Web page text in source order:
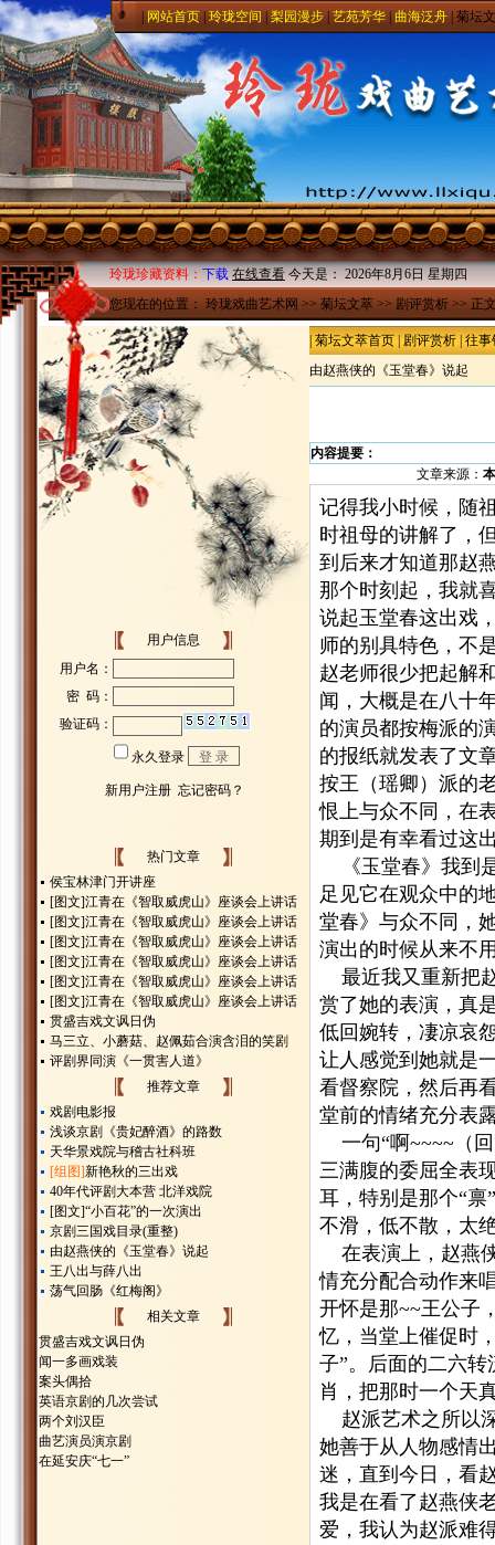
网站首页 玲珑空间 梨园漫步 艺苑芳华 曲海泛舟 菊坛
玲珑珍藏资料：下载 在线查看今天是：2026年8月6日 星期四
您现在的位置：玲珑戏曲艺术网>>菊坛文萃>>剧评赏析>> 正
用户信息
热门文章
侯宝林津门开讲座
[图文]江青在《智取威虎山》座谈会上讲话
[图文]江青在《智取威虎山》座谈会上讲话
[图文]江青在《智取威虎山》座谈会上讲话
[图文]江青在《智取威虎山》座谈会上讲话
[图文]江青在《智取威虎山》座谈会上讲话
[图文]江青在《智取威虎山》座谈会上讲话
贯盛吉戏文讽日伪
马三立、小蘑菇、赵佩茹合演含泪的笑剧
评剧界同演《一贯害人道》
推荐文章
戏剧电影报
浅谈京剧《贵妃醉酒》的路数
天华景戏院与稽古社科班
[组图]新艳秋的三出戏
40年代评剧大本营 北洋戏院
[图文]“小百花”的一次演出
京剧三国戏目录(重整)
由赵燕侠的《玉堂春》说起
王八出与薛八出
荡气回肠《红梅阁》
相关文章
贯盛吉戏文讽日伪
闻一多画戏装
案头偶拾
英语京剧的几次尝试
两个刘汉臣
曲艺演员演京剧
在延安庆“七一”
菊坛文萃首页 剧评赏析 往
由赵燕侠的《玉堂春》说起
内容提要：
文章来源：
记得我小时候，随
时祖母的讲解了，
到后来才知道那赵
那个时刻起，我就
说起玉堂春这出戏
师的别具特色，不
赵老师很少把起解
闻，大概是在八十
的演员都按梅派的
的报纸就发表了文
按王（瑶卿）派的
恨上与众不同，在
期到是有幸看过这
《玉堂春》我到
足见它在观众中的
堂春》与众不同，
演出的时候从来不
最近我又重新把
赏了她的表演，真
低回婉转，凄凉哀
让人感觉到她就是
看督察院，然后再
堂前的情绪充分表
一句“啊~~~~（回
三满腹的委屈全表
耳，特别是那个“禀
不滑，低不散，太
在表演上，赵燕
情充分配合动作来
开怀是那~~王公子
忆，当堂上催促时
子”。后面的二六
肖，把那时一个天
赵派艺术之所以
她善于从人物感情
迷，直到今日，看
我是在看了赵燕侠
爱，我认为赵派难